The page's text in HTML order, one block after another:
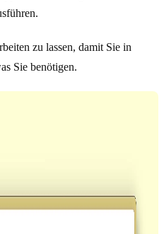
zu lassen, damit Sie in
Sie benötigen.